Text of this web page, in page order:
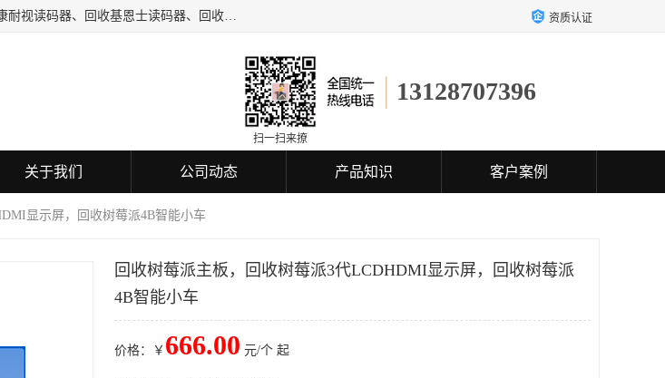
深圳市福田区诚芯源电子商行主要从事：回收COGNEX相机、回收得利捷读码器、回收康耐视读码器、回收基恩士读码器、回收工业自动化设备、机械设备及配件、机电设备及配件、通讯设备、可编程控制器、模块、触摸屏、工业相机、镜头、传感器、放大器、读码器、加密狗等回收业务。 资质认证
13128707396
扫一扫来撩
关于我们 公司动态 产品知识 客户案例
显示屏，回收树莓派4B智能小车
回收树莓派主板，回收树莓派3代LCDHDMI显示屏，回收树莓派
4B智能小车
价格：￥ 666.00 元/个 起